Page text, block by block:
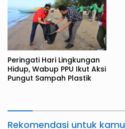
Peringati Hari Lingkungan
Hidup, Wabup PPU Ikut Aksi
Pungut Sampah Plastik
Rekomendasi untuk kamu